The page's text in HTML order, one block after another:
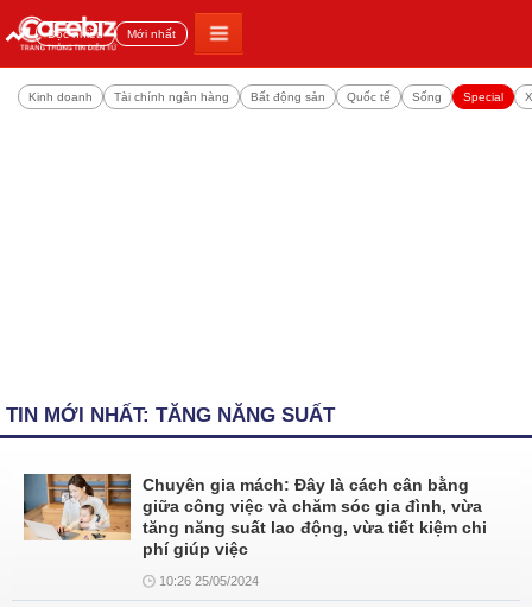
Đọc nhiều Mới nhất
Kinh doanh Tài chính ngân hàng Bất động sản Quốc tế Sống Special
TIN MỚI NHẤT: TĂNG NĂNG SUẤT
Chuyên gia mách: Đây là cách cân bằng
giữa công việc và chăm sóc gia đình, vừa
tăng năng suất lao động, vừa tiết kiệm chi
phí giúp việc
10:26 25/05/2024